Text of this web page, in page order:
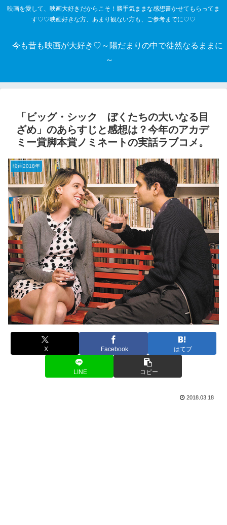
映画を愛して、映画大好きだからこそ！勝手気ままな感想書かせてもらってま
す♡♡映画好きな方、あまり観ない方も、ご参考までに♡♡
今も昔も映画が大好き♡～陽だまりの中で徒然なるままに
～
「ビッグ・シック ぼくたちの大いなる目
ざめ」のあらすじと感想は？今年のアカデ
ミー賞脚本賞ノミネートの実話ラブコメ。
映画2018年
X Facebook はてブ
LINE コピー
2018.03.18